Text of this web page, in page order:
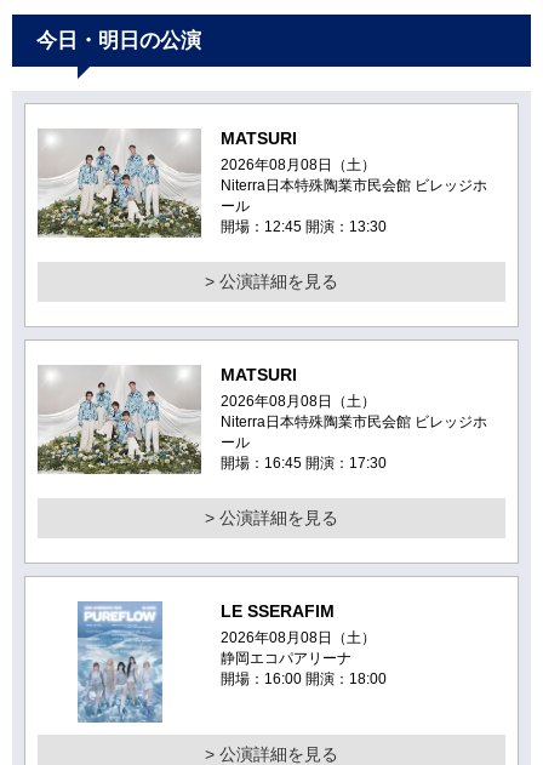
今日・明日の公演
MATSURI
2026年08月08日（土）
Niterra日本特殊陶業市民会館 ビレッジホ
ール
開場：12:45 開演：13:30
> 公演詳細を見る
MATSURI
2026年08月08日（土）
Niterra日本特殊陶業市民会館 ビレッジホ
ール
開場：16:45 開演：17:30
> 公演詳細を見る
LE SSERAFIM
2026年08月08日（土）
静岡エコパアリーナ
開場：16:00 開演：18:00
> 公演詳細を見る